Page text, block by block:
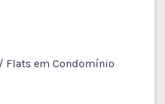
Flats em Condomínio